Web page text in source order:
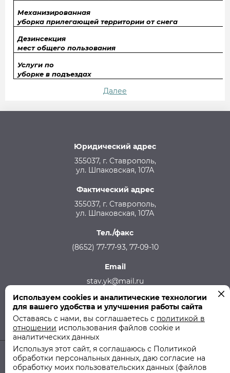
Механизированная
уборка прилегающей территории от снега
Дезинсекция
мест общего пользования
Услуги по
уборке в подъездах
Далее
Юридический адрес
355037, г. Ставрополь,
ул. Шпаковская, 107А
Фактический адрес
355037, г. Ставрополь,
ул. Шпаковская, 107А
Тел./факс
(8652) 77-77-93, 77-09-10
Email
stav.yk@mail.ru
Телефон аварийной службы
215-957, 8-928-301-92-08 (круглосуточно)
© 2011-2026 ООО "СТУК" | ООО "Ставропольская Управляющая
Используем cookies и аналитические технологии
для вашего удобства и улучшения работы сайта
Оставаясь с нами, вы соглашаетесь с политикой в
отношении использования файлов cookie и
аналитических данных
Используя этот сайт, я соглашаюсь с Политикой
обработки персональных данных, даю согласие на
обработку моих пользовательских данных (файлов